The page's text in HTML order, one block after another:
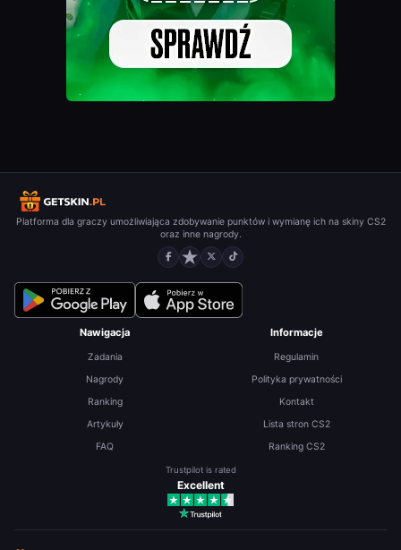
Platforma dla graczy umożliwiająca zdobywanie punktów i wymianę ich na skiny CS2
oraz inne nagrody.
Nawigacja
Zadania
Nagrody
Ranking
Artykuły
FAQ
Informacje
Regulamin
Polityka prywatności
Kontakt
Lista stron CS2
Ranking CS2
Trustpilot is rated
Excellent